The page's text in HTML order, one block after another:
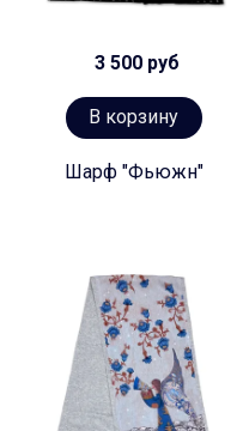
3 500 руб
В корзину
Шарф "Фьюжн"